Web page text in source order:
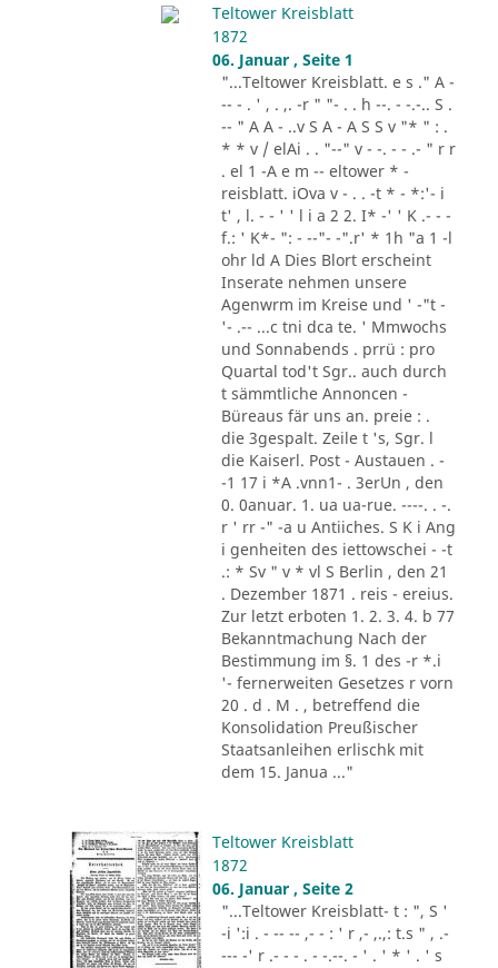
Teltower Kreisblatt
1872
06. Januar , Seite 1
"...Teltower Kreisblatt. e s ." A -
-- - . ' , . ,. -r " "- . . h --. - -.-.. S .
-- " A A - ..v S A - A S S v "* " : .
* * v / elAi . . "--" v - -. - - .- " r r
. el 1 -A e m -- eltower * -
reisblatt. iOva v - . . -t * - *:'- i
t' , l. - - ' ' l i a 2 2. I* -' ' K .- - -
f.: ' K*- ": - --"- -".r' * 1h "a 1 -l
ohr ld A Dies Blort erscheint
Inserate nehmen unsere
Agenwrm im Kreise und ' -"t -
'- .-- ...c tni dca te. ' Mmwochs
und Sonnabends . prrü : pro
Quartal tod't Sgr.. auch durch
t sämmtliche Annoncen -
Büreaus fär uns an. preie : .
die 3gespalt. Zeile t 's, Sgr. l
die Kaiserl. Post - Austauen . -
-1 17 i *A .vnn1- . 3erUn , den
0. 0anuar. 1. ua ua-rue. ----. . -.
r ' rr -" -a u Antiiches. S K i Ang
i genheiten des iettowschei - -t
.: * Sv " v * vl S Berlin , den 21
. Dezember 1871 . reis - ereius.
Zur letzt erboten 1. 2. 3. 4. b 77
Bekanntmachung Nach der
Bestimmung im §. 1 des -r *.i
'- fernerweiten Gesetzes r vorn
20 . d . M . , betreffend die
Konsolidation Preußischer
Staatsanleihen erlischk mit
dem 15. Janua ..."
Teltower Kreisblatt
1872
06. Januar , Seite 2
"...Teltower Kreisblatt- t : ", S '
-i ':i . - -- -- ,- - : ' r ,- ,.,: t.s " , .-
--- -' r .- - - . - -.--. - ' . ' * ' . ' s